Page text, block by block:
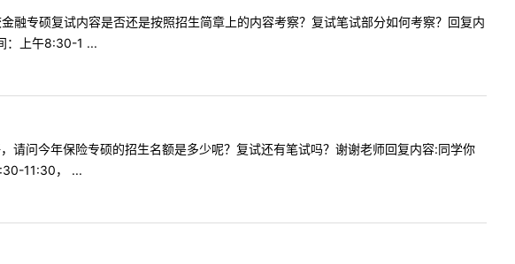
专硕复试内容是否还是按照招生简章上的内容考察？复试笔试部分如何考察？回复内
：上午8:30-1 ...
问今年保险专硕的招生名额是多少呢？复试还有笔试吗？谢谢老师回复内容:同学你
11:30， ...